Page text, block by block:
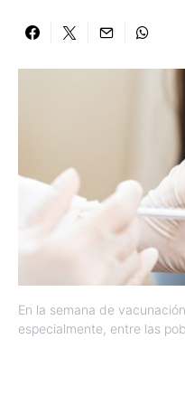
En la semana de
especialmente, entre las